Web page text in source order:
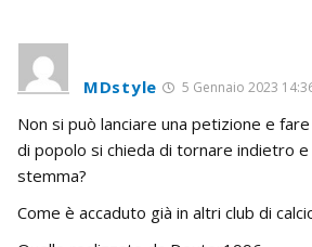
MDstyle 5 Gennaio 2023
Non si può lanciare una petizione e
di popolo si chieda di tornare indietro
stemma?
Come è accaduto già in altri club di